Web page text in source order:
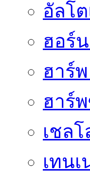
อัลโ
ฮอร์น
ฮาร์พ
ฮาร์
เชลโ
เทน